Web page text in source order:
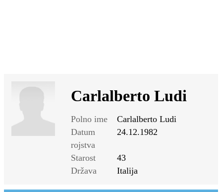
Carlalberto Ludi
Polno ime
Carlalberto Ludi
Datum
rojstva
24.12.1982
Starost
43
Država
Italija